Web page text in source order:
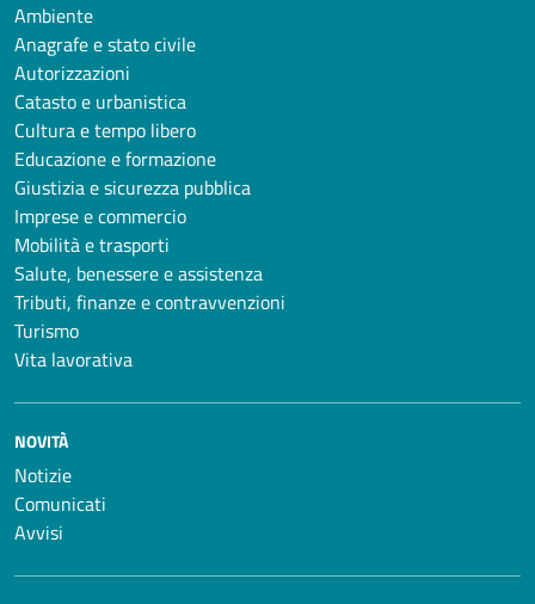
Ambiente
Anagrafe e stato civile
Autorizzazioni
Catasto e urbanistica
Cultura e tempo libero
Educazione e formazione
Giustizia e sicurezza pubblica
Imprese e commercio
Mobilità e trasporti
Salute, benessere e assistenza
Tributi, finanze e contravvenzioni
Turismo
Vita lavorativa
NOVITÀ
Notizie
Comunicati
Avvisi